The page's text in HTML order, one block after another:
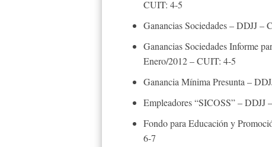
CUIT: 4-5
Ganancias Sociedades – DDJJ –
Ganancias Sociedades Informe
Enero/2012 – CUIT: 4-5
Ganancia Mínima Presunta –
Empleadores “SICOSS” –
Fondo para Educación y
6-7